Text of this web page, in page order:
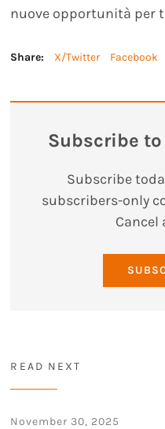
nuove opportunità per
Share: X/Twitter Facebook
Subscribe
Subscribe
subscribers-only
Cancel
READ NEXT
November 30, 2025